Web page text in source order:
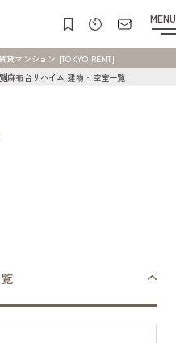
MENU
貸マンション [TOKYO RENT]
麻布台リハイム 建物・空室一覧